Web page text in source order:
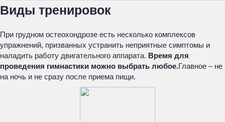
Виды тренировок
При грудном остеохондрозе есть несколько комплексов
упражнений, призванных устранить неприятные симптомы и
наладить работу двигательного аппарата. Время для
проведения гимнастики можно выбрать любое.Главное – не
на ночь и не сразу после приема пищи.